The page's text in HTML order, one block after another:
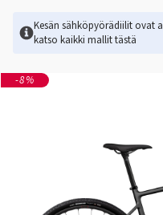
Kesän sähköpyörädiilit ovat
katso kaikki mallittästä
-8%